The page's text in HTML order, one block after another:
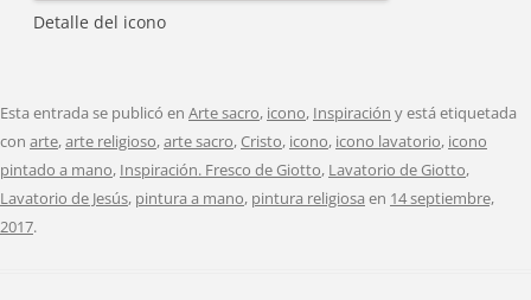
Detalle del icono
Esta entrada se publicó en Arte sacro, icono, Inspiración y está etiquetada
con arte,arte religioso,arte sacro, Cristo, icono, icono lavatorio, icono
pintado a mano, Inspiración. Fresco de Giotto, Lavatorio de Giotto,
Lavatorio de Jesús, pintura a mano, pintura religiosa en 14 septiembre,
2017.